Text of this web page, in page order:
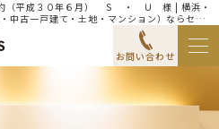
約（平成３０年６月） Ｓ ・ Ｕ 様 | 横浜・
中古一戸建て・土地・マンション）ならセン
お問い合わせ